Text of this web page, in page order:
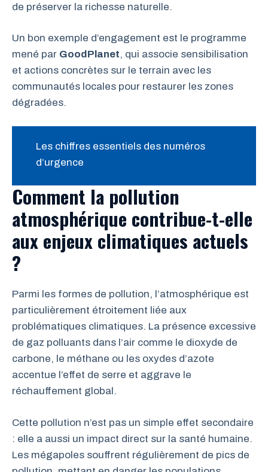
de préserver la richesse naturelle.
Un bon exemple d’engagement est le programme
mené par GoodPlanet, qui associe sensibilisation
et actions concrètes sur le terrain avec les
communautés locales pour restaurer les zones
dégradées.
Les chiffres essentiels des numéros
d’urgence
Comment la pollution
atmosphérique contribue-t-elle
aux enjeux climatiques actuels
?
Parmi les formes de pollution, l’atmosphérique est
particulièrement étroitement liée aux
problématiques climatiques. La présence excessive
de gaz polluants dans l’air comme le dioxyde de
carbone, le méthane ou les oxydes d’azote
accentue l’effet de serre et aggrave le
réchauffement global.
Cette pollution n’est pas un simple effet secondaire
: elle a aussi un impact direct sur la santé humaine.
Les mégapoles souffrent régulièrement de pics de